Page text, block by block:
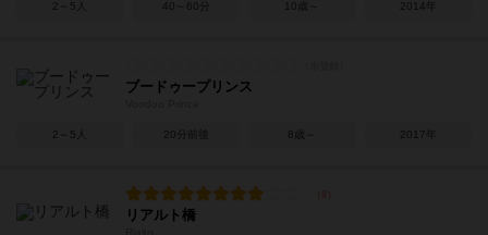
2～5人 40～60分 10歳～ 2014年
ブードゥープリンス
2～5人 20分前後 8歳～ 2017年
リアルト橋